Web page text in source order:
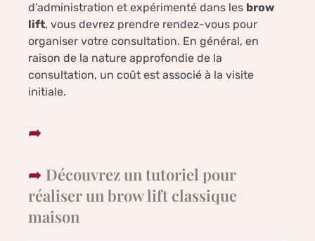
d’administration et expérimenté dans les brow
lift, vous devrez prendre rendez-vous pour
organiser votre consultation. En général, en
raison de la nature approfondie de la
consultation, un coût est associé à la visite
initiale.
Découvrez un tutoriel pour
réaliser un brow lift classique
maison